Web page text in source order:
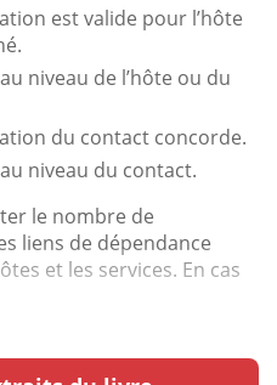
est valide pour l’hôte
niveau de l’hôte ou du
du contact concorde.
niveau du contact.
le nombre de
liens de dépendance
et les services. En cas